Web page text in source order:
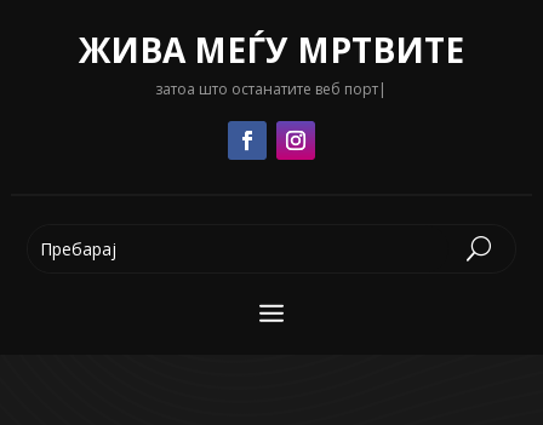
ЖИВА МЕЃУ МРТВИТЕ
затоа што останатите веб портали